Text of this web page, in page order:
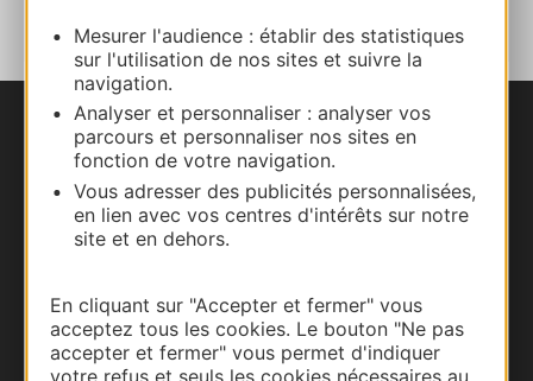
Mesurer l'audience : établir des statistiques
sur l'utilisation de nos sites et suivre la
navigation.
Analyser et personnaliser : analyser vos
parcours et personnaliser nos sites en
fonction de votre navigation.
Vous adresser des publicités personnalisées,
en lien avec vos centres d'intérêts sur notre
site et en dehors.
En cliquant sur "Accepter et fermer" vous
acceptez tous les cookies. Le bouton "Ne pas
accepter et fermer" vous permet d'indiquer
votre refus et seuls les cookies nécessaires au
Nous contacter
Carte interactive
Documentation